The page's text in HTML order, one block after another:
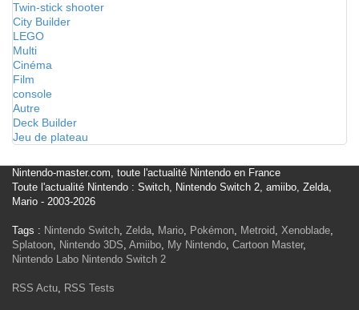
Twin-stick shooter
City Builder
LEGO
Multi
Cinéma
Film
console
Autre
Deck Builder
Jeu de plateau
Nintendo-master.com, toute l'actualité Nintendo en France
Toute l'actualité Nintendo : Switch, Nintendo Switch 2, amiibo, Zelda,
Mario - 2003-2026
Tags : Nintendo Switch, Zelda, Mario, Pokémon, Metroid, Xenoblade,
Splatoon, Nintendo 3DS, Amiibo, My Nintendo, Cartoon Master,
Nintendo Labo Nintendo Switch 2
RSS Actu, RSS Tests